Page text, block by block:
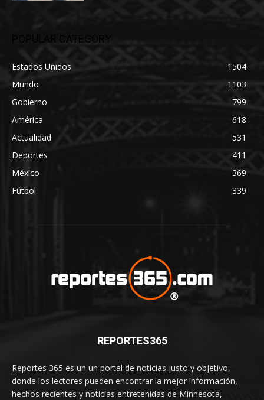
POPULAR CATEGORY
Estados Unidos
1504
Mundo
1103
Gobierno
799
América
618
Actualidad
531
Deportes
411
México
369
Fútbol
339
REPORTES365
Reportes 365 es un un portal de noticias justo y objetivo,
donde los lectores pueden encontrar la mejor información,
hechos recientes y noticias entretenidas de Minnesota,